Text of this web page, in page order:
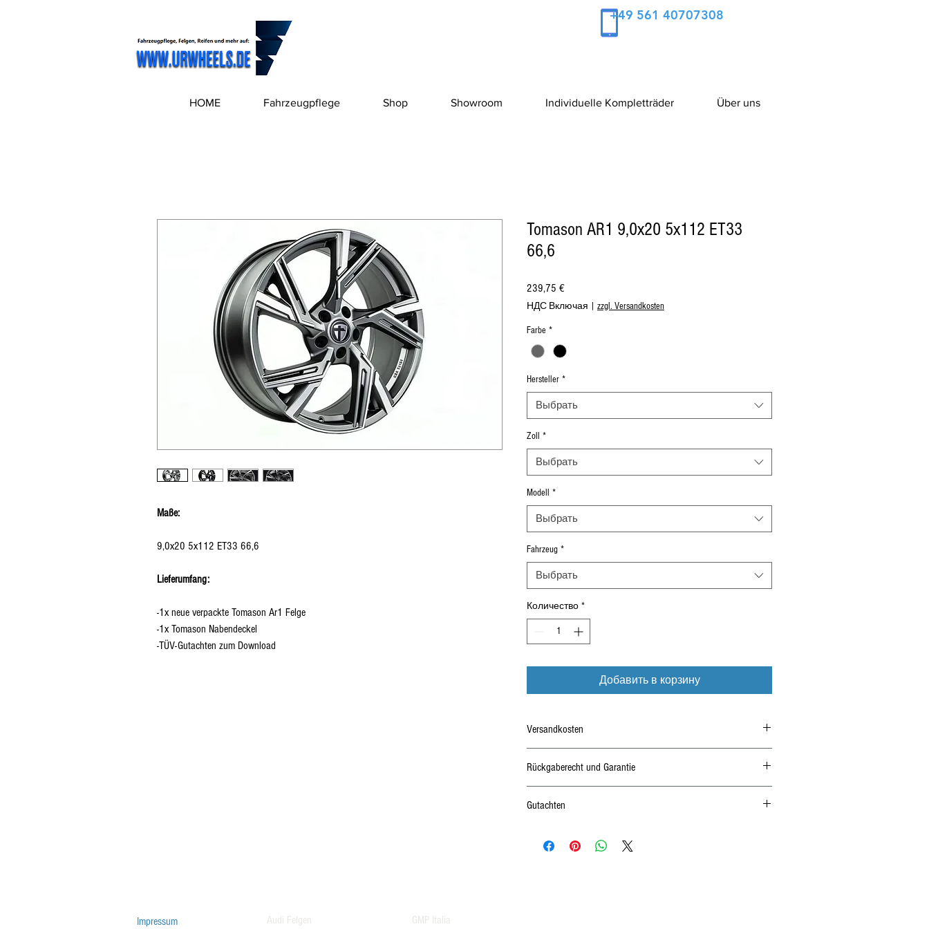
+49 561 40707308
HOME Fahrzeugpflege Shop Showroom Individuelle Kompletträder Über uns
Maße:
9,0x20 5x112 ET33 66,6
Lieferumfang:
-1x neue verpackte Tomason Ar1 Felge
-1x Tomason Nabendeckel
-TÜV-Gutachten zum Download
Tomason AR1 9,0x20 5x112 ET33
66,6
239,75 €Цена
НДС Включая zzgl. Versandkosten
Farbe *
Hersteller *
Выбрать
Zoll *
Выбрать
Modell *
Выбрать
Fahrzeug *
Выбрать
Количество *
Добавить в корзину
Versandkosten
Rückgaberecht und Garantie
Gutachten
*Bitte beachten Sie vor dem Kauf immer die Auflagen im Gutachten!
Impressum Audi Felgen GMP Italia